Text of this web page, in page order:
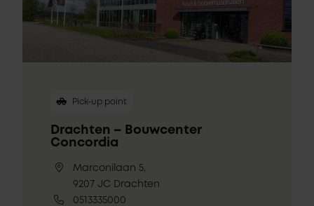
Pick-up point
Drachten – Bouwcenter
Concordia
Marconilaan 5,
9207 JC Drachten
0513335000